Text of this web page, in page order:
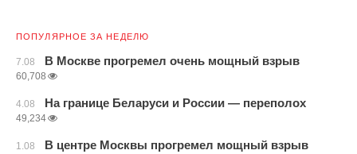
ПОПУЛЯРНОЕ ЗА НЕДЕЛЮ
7.08 В Москве прогремел очень мощный взрыв
60,708
4.08 На границе Беларуси и России — переполох
49,234
1.08 В центре Москвы прогремел мощный взрыв